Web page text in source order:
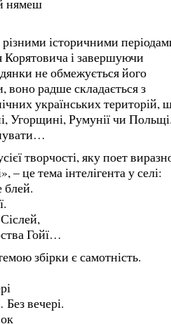
нямеш
історичними
і завершуючи
не обмежується його
радше складається з
українських територій,
Угорщині, Румунії чи
творчості, яку поет
це тема інтелігента у селі:
блей.
Гойї…
збірки є самотність.
вечері.